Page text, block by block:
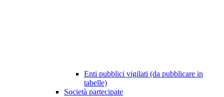
Enti pubblici vigilati (da pubblicare in
tabelle)
Società partecipate